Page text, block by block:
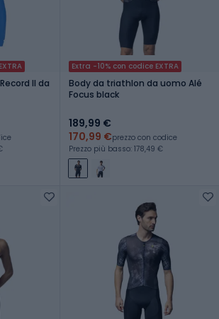
II da
Extra -10% con codice EXTRA
Body da triathlon da uomo Alé
Focus black
189,99 €
170,99 €prezzo con codice
Prezzo più basso: 178,49 €